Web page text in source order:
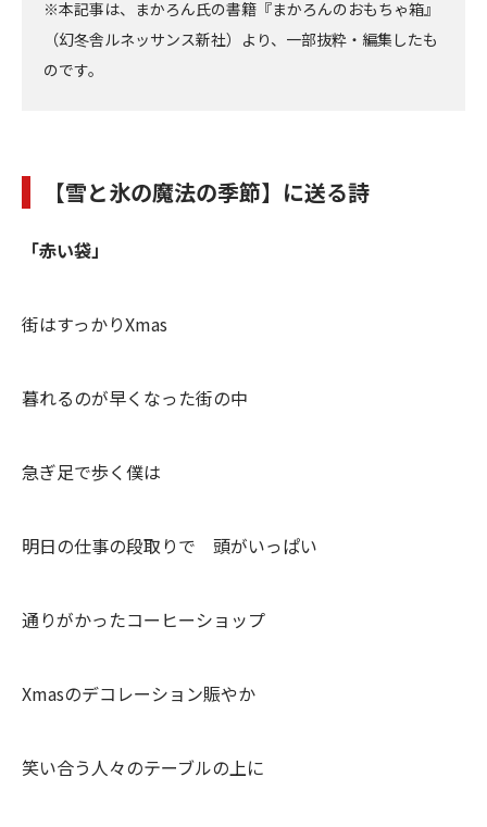
※本記事は、まかろん氏の書籍『まかろんのおもちゃ箱』
（幻冬舎ルネッサンス新社）より、一部抜粋・編集したも
のです。
【雪と氷の魔法の季節】に送る詩
「赤い袋」
街はすっかりXmas
暮れるのが早くなった街の中
急ぎ足で歩く僕は
明日の仕事の段取りで 頭がいっぱい
通りがかったコーヒーショップ
Xmasのデコレーション賑やか
笑い合う人々のテーブルの上に